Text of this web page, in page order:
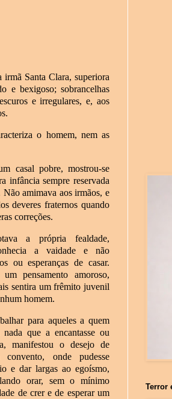
irmã Santa Clara, superiora
e bexigoso; sobrancelhas
e irregulares, e, aos
o homem, nem as
casal pobre, mostrou-se
infância sempre reservada
Não amimava aos irmãos, e
deveres fraternos quando
correções.
a própria fealdade,
a vaidade e não
ou esperanças de casar.
pensamento amoroso,
sentira um frêmito juvenil
homem.
para aqueles a quem
que a encantasse ou
manifestou o desejo de
onde pudesse
e dar largas ao egoísmo,
orar, sem o mínimo
de crer e de esperar um
Terror